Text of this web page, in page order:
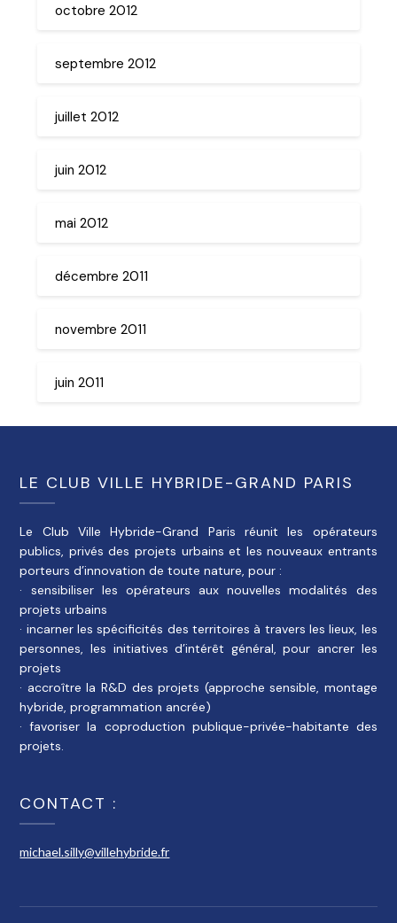
octobre 2012
septembre 2012
juillet 2012
juin 2012
mai 2012
décembre 2011
novembre 2011
juin 2011
LE CLUB VILLE HYBRIDE-GRAND PARIS
Le Club Ville Hybride-Grand Paris réunit les opérateurs
publics, privés des projets urbains et les nouveaux entrants
porteurs d’innovation de toute nature, pour :
· sensibiliser les opérateurs aux nouvelles modalités des
projets urbains
· incarner les spécificités des territoires à travers les lieux, les
personnes, les initiatives d’intérêt général, pour ancrer les
projets
· accroître la R&D des projets (approche sensible, montage
hybride, programmation ancrée)
· favoriser la coproduction publique-privée-habitante des
projets.
CONTACT :
michael.silly@villehybride.fr